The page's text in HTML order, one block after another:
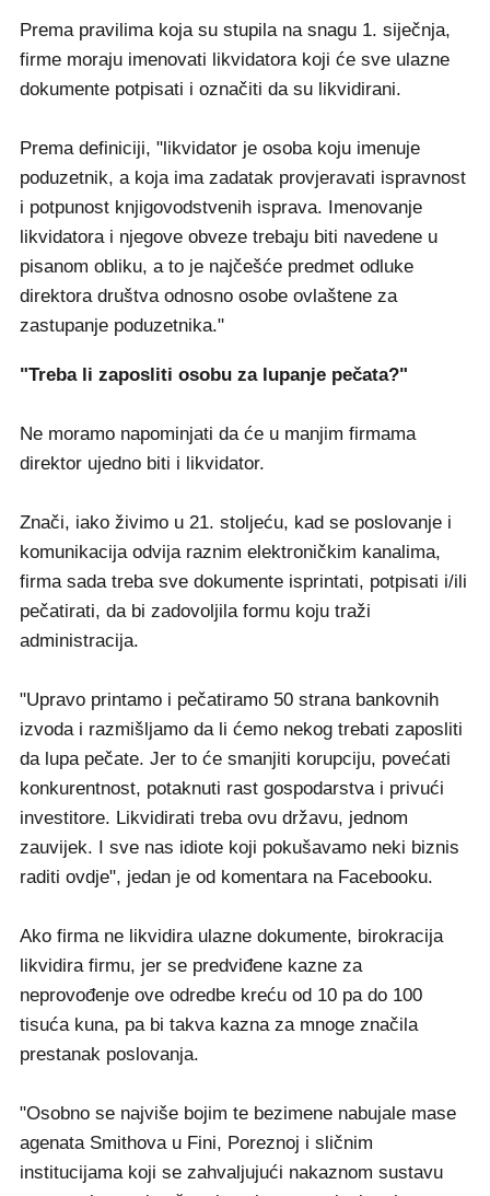
Prema pravilima koja su stupila na snagu 1. siječnja,
firme moraju imenovati likvidatora koji će sve ulazne
dokumente potpisati i označiti da su likvidirani.
Prema definiciji, "likvidator je osoba koju imenuje
poduzetnik, a koja ima zadatak provjeravati ispravnost
i potpunost knjigovodstvenih isprava. Imenovanje
likvidatora i njegove obveze trebaju biti navedene u
pisanom obliku, a to je najčešće predmet odluke
direktora društva odnosno osobe ovlaštene za
zastupanje poduzetnika."
"Treba li zaposliti osobu za lupanje pečata?"
Ne moramo napominjati da će u manjim firmama
direktor ujedno biti i likvidator.
Znači, iako živimo u 21. stoljeću, kad se poslovanje i
komunikacija odvija raznim elektroničkim kanalima,
firma sada treba sve dokumente isprintati, potpisati i/ili
pečatirati, da bi zadovoljila formu koju traži
administracija.
"Upravo printamo i pečatiramo 50 strana bankovnih
izvoda i razmišljamo da li ćemo nekog trebati zaposliti
da lupa pečate. Jer to će smanjiti korupciju, povećati
konkurentnost, potaknuti rast gospodarstva i privući
investitore. Likvidirati treba ovu državu, jednom
zauvijek. I sve nas idiote koji pokušavamo neki biznis
raditi ovdje", jedan je od komentara na Facebooku.
Ako firma ne likvidira ulazne dokumente, birokracija
likvidira firmu, jer se predviđene kazne za
neprovođenje ove odredbe kreću od 10 pa do 100
tisuća kuna, pa bi takva kazna za mnoge značila
prestanak poslovanja.
"Osobno se najviše bojim te bezimene nabujale mase
agenata Smithova u Fini, Poreznoj i sličnim
institucijama koji se zahvaljujući nakaznom sustavu